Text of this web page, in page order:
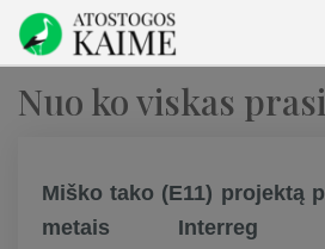
Nuo ko viskas
Miško tako (E11) projektą
metais Interreg